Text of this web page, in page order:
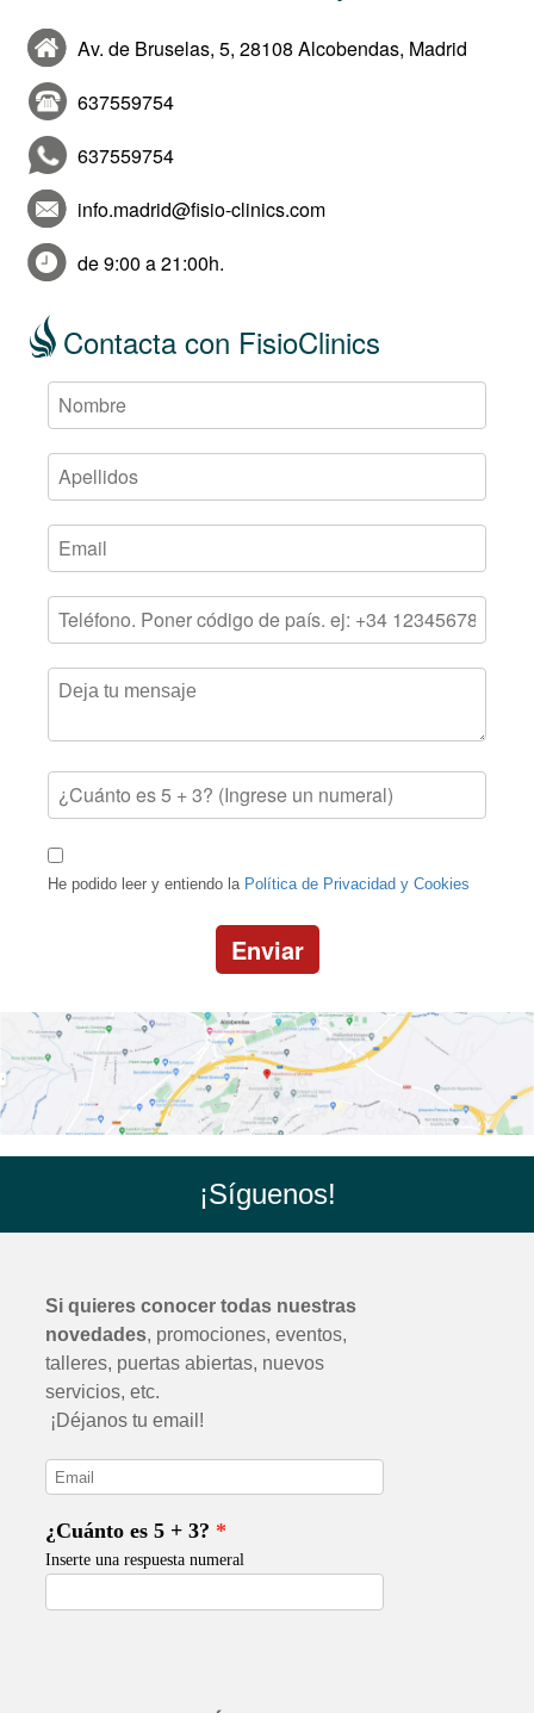
Av. de Bruselas, 5, 28108 Alcobendas, Madrid
637559754
637559754
info.madrid@fisio-clinics.com
de 9:00 a 21:00h.
Contacta con FisioClinics
He podido leer y entiendo la Política de Privacidad y Cookies
Enviar
¡Síguenos!